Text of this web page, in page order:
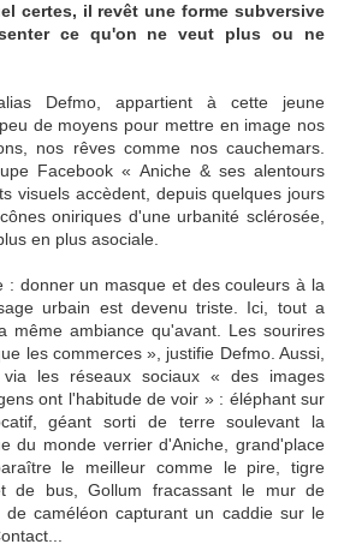
certes, il revêt une forme subversive
ce qu'on ne veut plus ou ne
Defmo, appartient à cette jeune
de moyens pour mettre en image nos
nos rêves comme nos cauchemars.
Facebook « Aniche & ses alentours
visuels accèdent, depuis quelques jours
oniriques d'une urbanité sclérosée,
en plus asociale.
: donner un masque et des couleurs à la
urbain est devenu triste. Ici, tout a
même ambiance qu'avant. Les sourires
les commerces », justifie Defmo. Aussi,
via les réseaux sociaux « des images
ont l'habitude de voir » : éléphant sur
géant sorti de terre soulevant la
du monde verrier d'Aniche, grand'place
le meilleur comme le pire, tigre
de bus, Gollum fracassant le mur de
de caméléon capturant un caddie sur le